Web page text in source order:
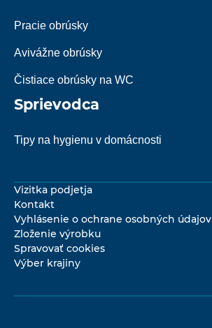
Pracie obrúsky
Avivážne obrúsky
Čistiace obrúsky na WC
Sprievodca
Tipy na hygienu v domácnosti
Vizitka podjetja
Kontakt
Vyhlásenie o ochrane osobných údajov
Zloženie výrobku
Spravovať cookies
Výber krajiny